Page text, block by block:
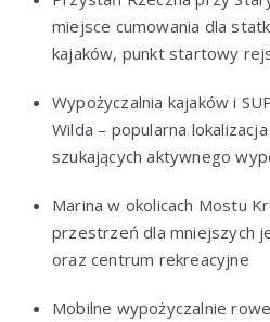
miejsce cumowania dla
kajaków, punkt startowy
Wypożyczalnia kajaków i
Wilda – popularna
szukających aktywnego
Marina w okolicach Mostu
przestrzeń dla mniejszych
oraz centrum rekreacyjne
Mobilne wypożyczalnie